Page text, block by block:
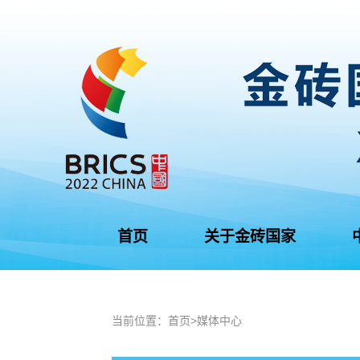
首页 关于金砖国家
当前位置：首页>媒体中心